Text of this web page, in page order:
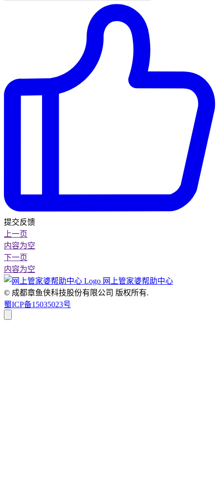
提交反馈
上一页
内容为空
下一页
内容为空
网上管家婆帮助中心
© 成都章鱼侠科技股份有限公司 版权所有.
蜀ICP备15035023号